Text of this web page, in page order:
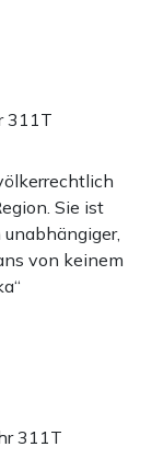
311T
Sie ist
von keinem
311T